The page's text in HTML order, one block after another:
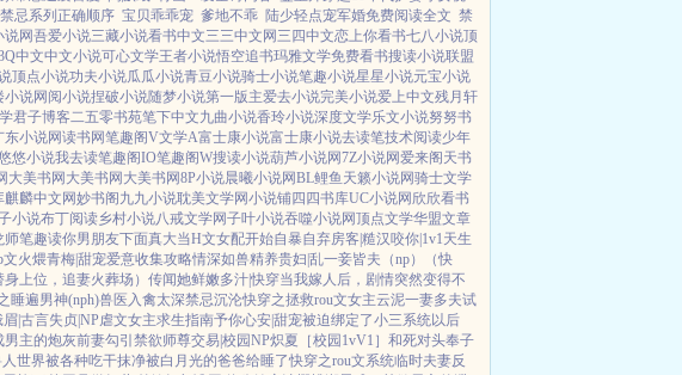
禁忌系列正确顺序 宝贝乖乖宠 爹地不乖 陆少轻点宠军婚免费阅读全文 禁
说网吾爱小说三藏小说看书中文三三中文网 三四中文恋上你看书七八小说顶
中文中文小说可心文学王者小说悟空追书玛雅文学免费看书搜读小说联盟
顶点小说功夫小说瓜瓜小说青豆小说骑士小说笔趣小说星星小说元宝小说
小说网阅小说捏破小说随梦小说第一版主爱去小说完美小说爱上中文残月轩
君子博客二五零书苑笔下中文九曲小说香玲小说深度文学乐文小说努努书
东小说网读书网笔趣阁V文学A富士康小说富士康小说去读笔技术阅读少年
悠小说我去读笔趣阁IO笔趣阁W搜读小说葫芦小说网7Z小说网爱来阁 天书
大美书网 大美书网 大美书网8P小说晨曦小说网BL鲤鱼 天籁小说网骑士文学
麒麟中文网妙书阁 九九小说耽美文学网小说铺四四书库UC小说网 欣欣看书
小说布丁阅读乡村小说八戒文学网子叶小说吞噬小说网顶点文学华盟文章
师笔趣读你男朋友下面真大当H文女配开始自暴自弃房客|糙汉咬你|1v1天生
文火煨青梅|甜宠爱意收集攻略情深如兽精养贵妇|乱一妾皆夫（np）
（快
上位，追妻火葬场） 传闻她鲜嫩多汁|快穿当我嫁人后，剧情突然变得不
睡遍男神(nph)兽医 入禽太深禁忌沉沦快穿之拯救rou文女主云泥一妻多夫试
眉|古言失贞|NP虐文女主求生指南予你心安|甜宠被迫绑定了小三系统以后
男主的炮灰前妻勾引禁欲师尊交易|校园NP炽夏［校园1vV1］ 和死对头奉子
人世界被各种吃干抹净被白月光的爸爸给睡了快穿之rou文系统临时夫妻反